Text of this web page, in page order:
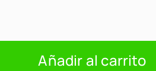
Añadir al carrito